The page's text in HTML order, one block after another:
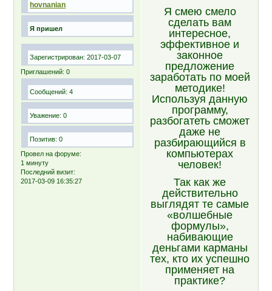
hovnanian
Я пришел
Зарегистрирован: 2017-03-07
Приглашений: 0
Сообщений: 4
Уважение: 0
Позитив: 0
Провел на форуме:
1 минуту
Последний визит:
2017-03-09 16:35:27
Я смею смело
сделать вам
интересное,
эффективное и
законное
предложение
заработать по моей
методике!
Используя данную
программу,
разбогатеть сможет
даже не
разбирающийся в
компьютерах
человек!
Так как же
действительно
выглядят те самые
«волшебные
формулы»,
набивающие
деньгами карманы
тех, кто их успешно
применяет на
практике?